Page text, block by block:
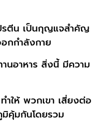
ปรตีน เป็นกุญแจสำคัญ
กกำลังกาย
นอาหาร สิ่งนี้ มีความ
ให้ พวกเขา เสี่ยงต่อ
มิคุ้มกันโดยรวม